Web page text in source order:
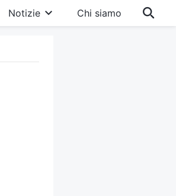
Notizie Chi siamo